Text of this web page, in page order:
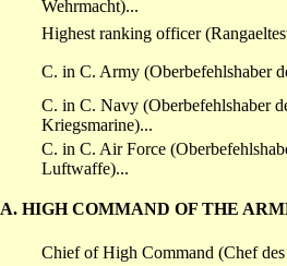
Wehrmacht)...
Highest ranking officer
C. in C. Army (Oberbefehlshaber
C. in C. Navy (Oberbefehlshaber
Kriegsmarine)...
C. in C. Air Force
Luftwaffe)...
A. HIGH COMMAND OF THE
Chief of High Command (Chef